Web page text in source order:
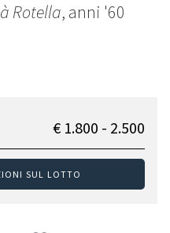
Rotella, anni '60
€ 1.800 - 2.500
SUL LOTTO